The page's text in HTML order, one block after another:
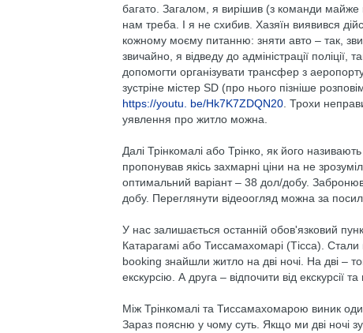
багато. Загалом, я вирішив (з команди
нам треба. І я не схибив. Хазяїн виявився
кожному моєму питанню: зняти авто – так,
звичайно, я відведу до адміністрації
допомогти організувати трансфер з
зустріне містер SD (про нього пізніше
https://youtu. be/Hk7K7ZDQN20 . Трохи
уявлення про житло можна.
Далі Трінкомалі або Трінко, як його
пропонував якісь захмарні ціни на не
оптимальний варіант – 38 дол/добу.
добу. Переглянути відеоогляд можна за
У нас залишається останній обов'язковий
Катарагамі або Тиссамахомарі (Тісса).
booking знайшли житло на дві ночі. На дві –
екскурсію. А друга – відпочити від екскурсії
Між Трінкомалі та Тиссамахомарою виник
Зараз поясню у чому суть. Якщо ми дві ночі